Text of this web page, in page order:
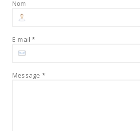
Nom
E-mail*
Message *